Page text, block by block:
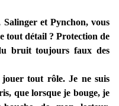
et Pynchon, vous
tout détail ? Protection de
bruit toujours faux des
tout rôle. Je ne suis
que lorsque je bouge, je